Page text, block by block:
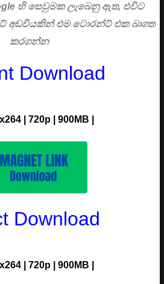
හි සෙවුමක ලැබෙනු ඇත, එවිට
අඩවියකින් එම ටොරන්ට් එක බාගත
කරගන්න
Download
| 720p | 900M B |
Download
| 720p | 900M B |